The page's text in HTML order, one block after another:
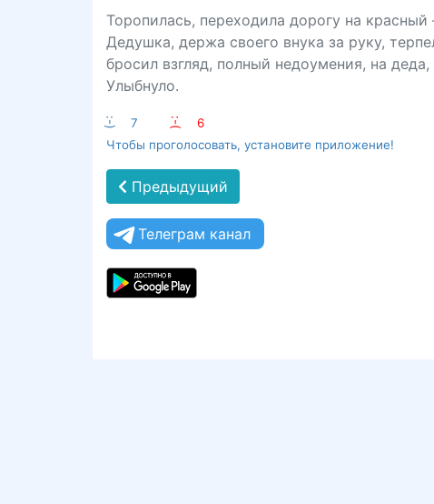
Торопилась, переходила дорогу на
Дедушка, держа своего внука за руку,
бросил взгляд, полный недоумения, на
Улыбнуло.
:-) 7 :-(
6
Чтобы проголосовать, установите приложение!
Предыдущий
Телеграм канал